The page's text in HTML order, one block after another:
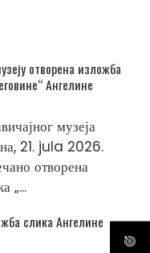
отворена изложба
Ангелине
музеја
21. jula 2026.
отворена
„...
слика Ангелине